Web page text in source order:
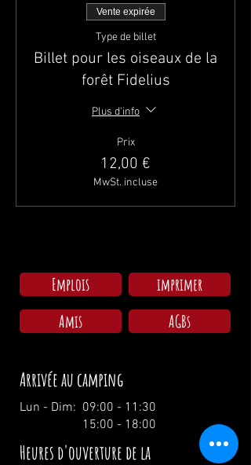
Vente expirée
Type de billet
Billet pour les oiseaux de la
forêt Fidelius
Plus d'info
Prix
12,00 €
MwSt. incluse
Emplois
imprimer
Amis
AGBs
Arrivée au camping
Lun - Dim: 09:00 - 11:30
15:00 - 18:00
Heures d'ouverture de la